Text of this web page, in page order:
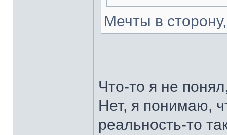
Мечты в
Что-то я не
Нет, я понимаю,
реальность-то